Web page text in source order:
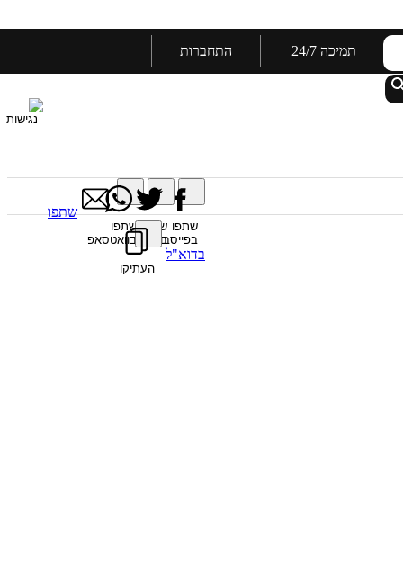
תמיכה 24/7 התחברות
שתפו
בפייסבוק
שתפו
בטוויטר
שתפו
בוואטסאפ
שתפו
בדוא"ל
העתיקו